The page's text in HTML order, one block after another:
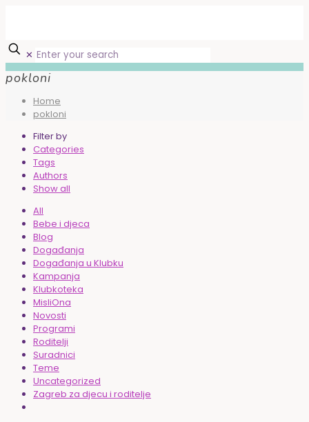
✕
pokloni
Home
pokloni
Filter by
Categories
Tags
Authors
Show all
All
Bebe i djeca
Blog
Događanja
Događanja u Klubku
Kampanja
Klubkoteka
MisliOna
Novosti
Programi
Roditelji
Suradnici
Teme
Uncategorized
Zagreb za djecu i roditelje